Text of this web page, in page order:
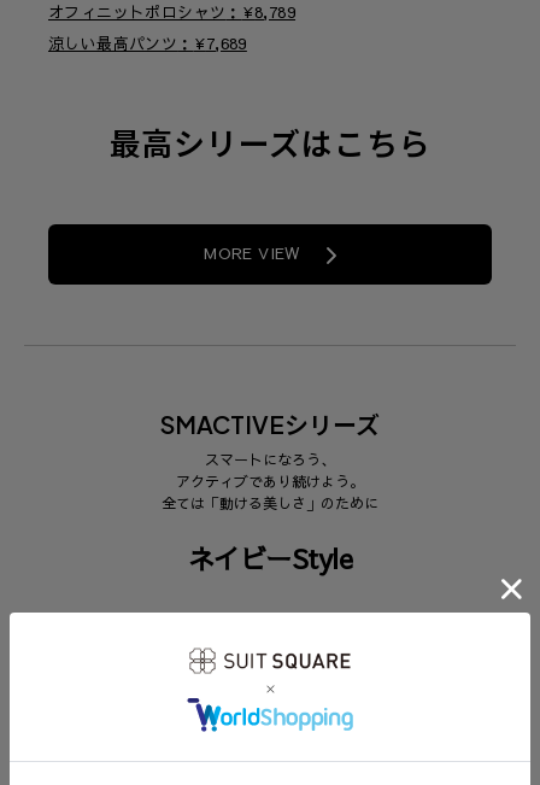
オフィニットポロシャツ ¥8,789
涼しい最高パンツ
¥7,689
最高シリーズはこちら
MORE VIEW
SMACTIVEシリーズ
スマートになろう、
アクティブであり続けよう。
全ては「動ける美しさ」のために
ネイビーStyle